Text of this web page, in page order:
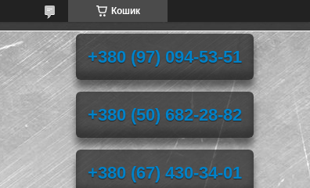
Кошик
+380 (97) 094-53-51
+380 (50) 682-28-82
+380 (67) 430-34-01